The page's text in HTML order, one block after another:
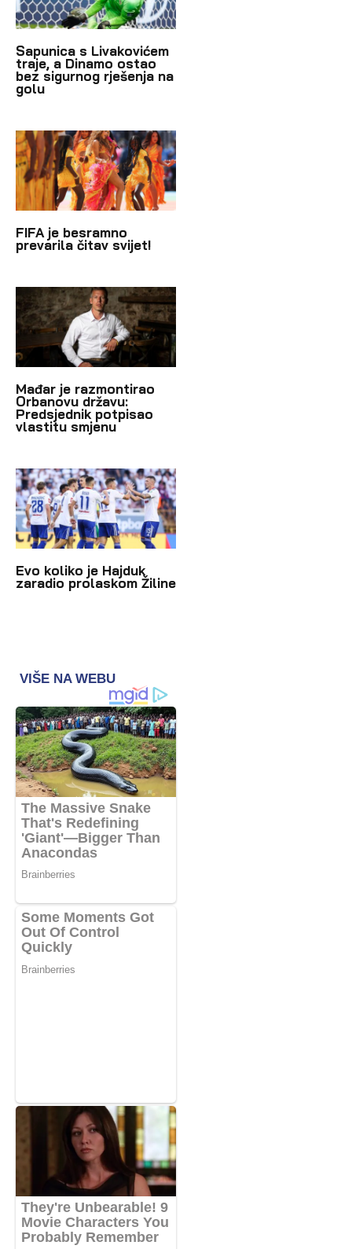
Sapunica s Livakovićem
traje, a Dinamo ostao
bez sigurnog rješenja na
golu
FIFA je besramno
prevarila čitav svijet!
Mađar je razmontirao
Orbanovu državu:
Predsjednik potpisao
vlastitu smjenu
Evo koliko je Hajduk
zaradio prolaskom Žiline